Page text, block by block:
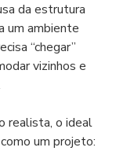
da estrutura
um ambiente
“chegar”
vizinhos e
realista, o ideal
um projeto: